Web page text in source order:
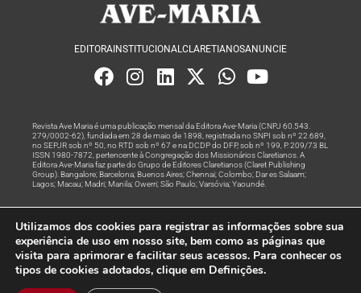
EDITORA INSTITUCIONALCLARETIANOSANUNCIE
Revista Ave Maria é uma publicação mensal da Editora Ave-Maria (CNPJ 60.543.
279/0002-62), fundada em 28 de maio de 1898, registrada no SNPI sob nº 22.689,
no SEPJR sob nº 50, no RTD sob nº 67 e na DCDP do DFP, sob nº 199, P. 209/73 BL
ISSN 1980-7872, pertencente à Congregação dos Missionários Claretianos. A
Editora Ave-Maria faz parte do Grupo de Editores Claretianos (Claret Publishing
Group). Bangalore; Barcelona; Buenos Aires; Chennai; Colombo; Dar es Salaam;
Lagos; Macau; Madri; Manila; Owerri; São Paulo; Varsóvia; Yaoundé.
Rede
© Todos os Direitos Reservados
Utilizamos dos cookies para registrar as informações sobre sua
experiência de uso em nosso site, bem como as páginas que
visita para aprimorar e facilitar seus acessos. Para conhecer os
tipos de cookies adotados, clique em Definições.